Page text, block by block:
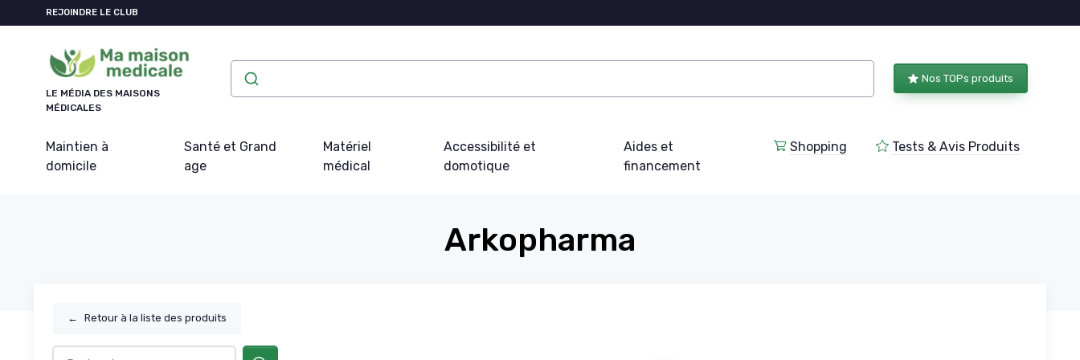
REJOINDRE LE CLUB
LE MÉDIA DES MAISONS
MÉDICALES
Nos TOPs produits
Maintien à
domicile
Santé et Grand
age
Matériel
médical
Accessibilité et
domotique
Aides et
financement
Shopping Tests & Avis Produits
Arkopharma
← Retour à la liste des produits
Panneau de gestion des cookies